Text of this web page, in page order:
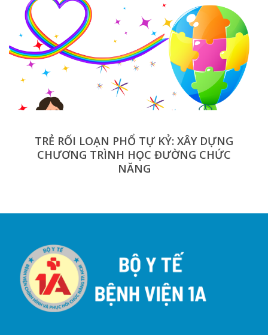
TRẺ RỐI LOẠN PHỔ TỰ KỶ: XÂY DỰNG
CHƯƠNG TRÌNH HỌC ĐƯỜNG CHỨC
NĂNG